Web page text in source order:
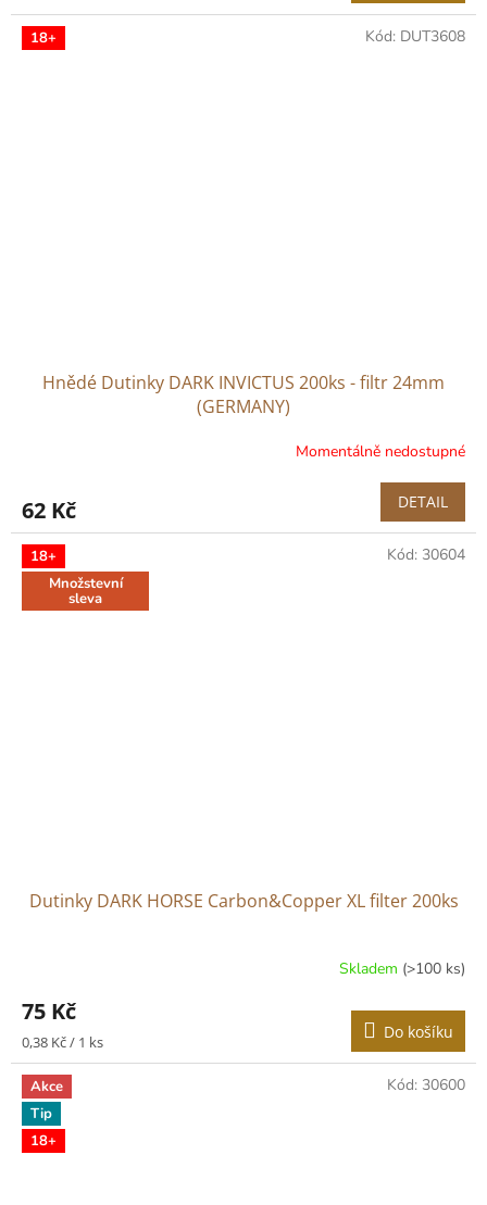
18+
Hnědé Dutinky DARK INVICTUS 200ks - filtr 24mm
(GERMANY)
Momentálně nedostupné
62 Kč DETAIL
Kód: DUT3608
18+
Množstevní
sleva
Dutinky DARK HORSE Carbon&Copper XL filter 200ks
Skladem (>100 ks)
75 Kč
Měrná
cena:
0,38 Kč / 1 ks Do košíku
Kód: 30604
Akce
Tip
18+
Kód: 30600